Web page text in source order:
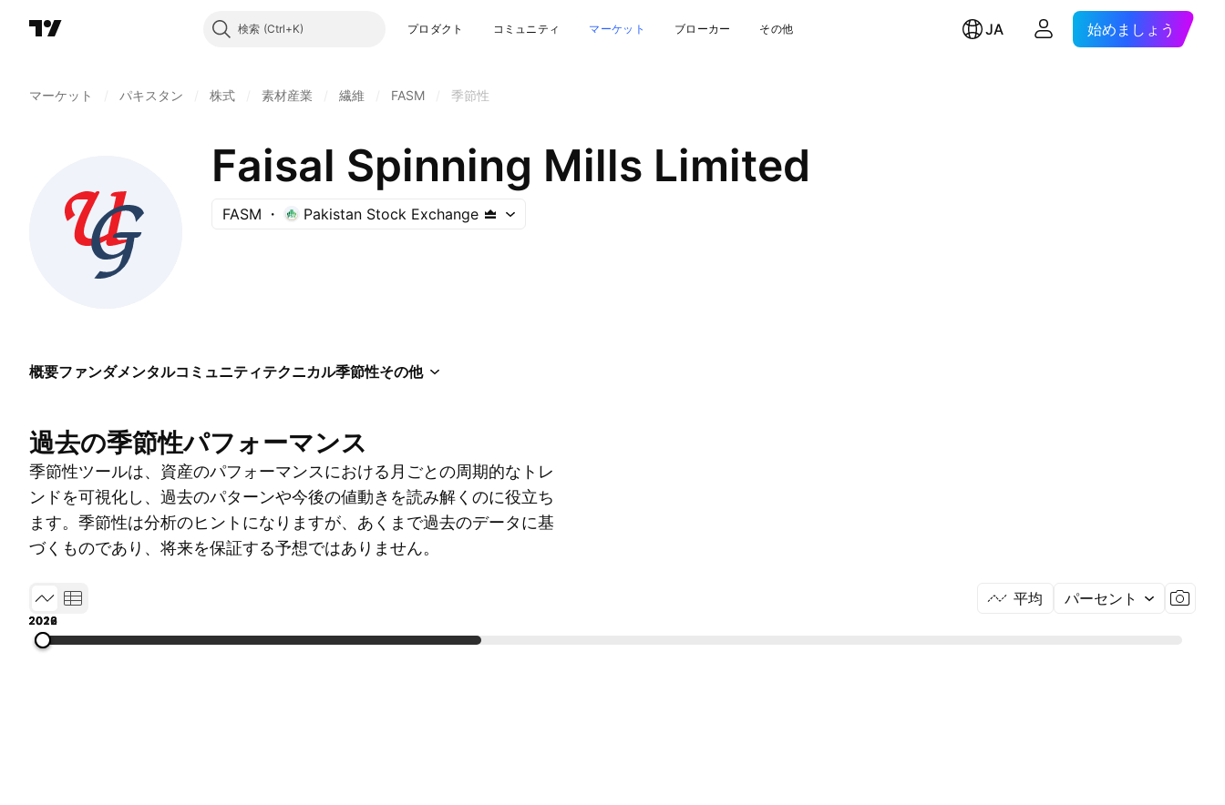
検索 プロダクト コミュニティ マーケット ブローカー その他 JA 始めましょう
マーケット パキスタン 株式 素材産業 繊維 FASM 季節性
Faisal Spinning Mills Limited
FASM Pakistan Stock Exchange
概要ファンダメンタルコミュニティテクニカル季節性その他
過去の季節性パフォーマンス
季節性ツールは、資産のパフォーマンスにおける月ごとの周期的なトレ
ンドを可視化し、過去のパターンや今後の値動きを読み解くのに役立ち
ます。季節性は分析のヒントになりますが、あくまで過去のデータに基
づくものであり、将来を保証する予想ではありません。
平均 パーセント
2013
2016
2019
2022
2026